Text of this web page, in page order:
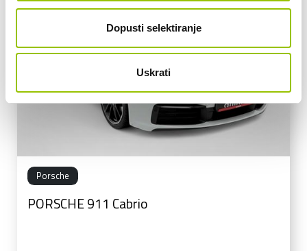
Dopusti selektiranje
Uskrati
Porsche
PORSCHE 911 Cabrio